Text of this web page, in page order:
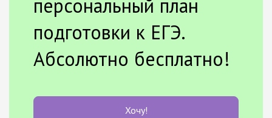
персональный план
подготовки к ЕГЭ.
Абсолютно бесплатно!
Хочу!